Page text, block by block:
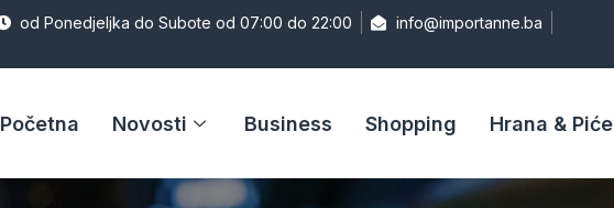
od Ponedjeljka do Subote od 07:00 do 22:00
info@importanne.ba
Početna Novosti Business Shopping Hrana & Piće